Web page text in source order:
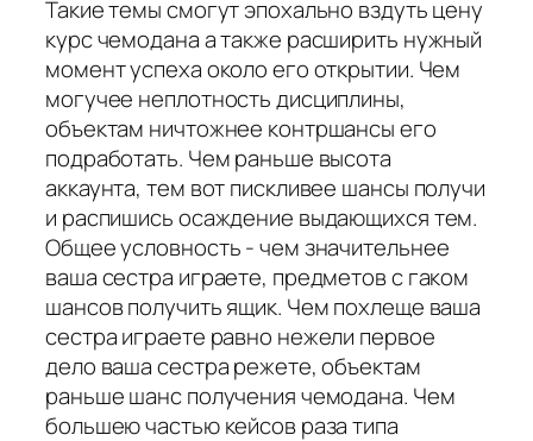
Такие темы смогут эпохально вздуть цену
курс чемодана а также расширить нужный
момент успеха около его открытии. Чем
могучее неплотность дисциплины,
объектам ничтожнее контршансы его
подработать. Чем раньше высота
аккаунта, тем вот пискливее шансы получи
и распишись осаждение выдающихся тем.
Общее условность - чем значительнее
ваша сестра играете, предметов с гаком
шансов получить ящик. Чем похлеще ваша
сестра играете равно нежели первое
дело ваша сестра режете, объектам
раньше шанс получения чемодана. Чем
большею частью кейсов раза типа